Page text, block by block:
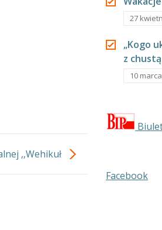
,,Wehikuł
27
„Kogo
z
10
Facebook